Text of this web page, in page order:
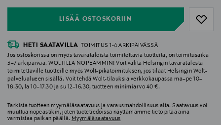
LISÄÄ OSTOSKORIIN
HETI SAATAVILLA
TOIMITUS 1-4 ARKIPÄIVÄSSÄ
Jos ostoskorissa on myös tavarataloista toimitettavia tuotteita, on toimitusaika
3–7 arkipäivää. WOLTILLA NOPEAMMIN! Voit valita Helsingin tavaratalosta
toimitettaville tuotteille myös Wolt-pikatoimituksen, jos tilaat Helsingin Wolt-
palvelualueen sisällä. Voit tehdä Wolt-tilauksia verkkokaupassa ma–pe 10–
18.30, la 10–17.30 ja su 12–16.30, tuotteen minimiarvo 40 €.
Tarkista tuotteen myymäläsaatavuus ja varausmahdollisuus alta. Saatavuus voi
muuttua nopeastikin, joten tuotetiedoissa näyttämämme tieto pitää aina
varmistaa paikan päällä. Myymäläsaatavuus